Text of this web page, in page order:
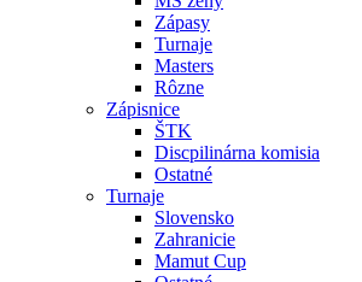
Zápasy
Turnaje
Masters
Rôzne
Zápisnice
ŠTK
Discpilinárna komisia
Ostatné
Turnaje
Slovensko
Zahranicie
Mamut Cup